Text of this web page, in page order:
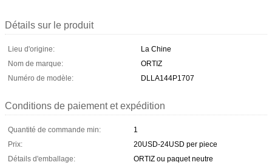
Détails sur le produit
Lieu d'origine:
La Chine
Nom de marque:
ORTIZ
Numéro de modèle:
DLLA144P1707
Conditions de paiement et expédition
Quantité de commande min:
1
Prix:
20USD-24USD per piece
Détails d'emballage:
ORTIZ ou paquet neutre